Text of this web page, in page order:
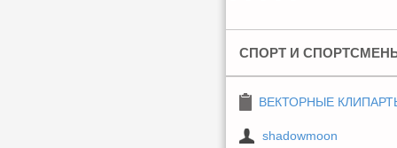
СПОРТ И
ВЕКТОРНЫЕ
shadowmoon